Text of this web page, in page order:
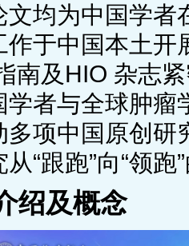
文均为中国学
作于中国本土开
南及HIO 杂志
学者与全球肿
多项中国原创
“跟跑”向“领跑
绍及概念